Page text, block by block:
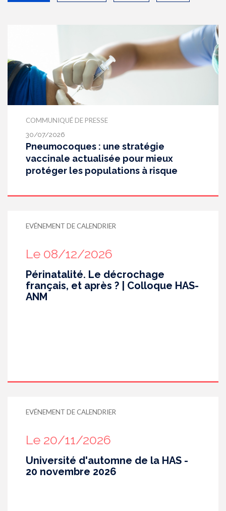
COMMUNIQUÉ DE PRESSE
30/07/2026
Pneumocoques : une stratégie
vaccinale actualisée pour mieux
protéger les populations à risque
EVÉNEMENT DE CALENDRIER
Le 08/12/2026
Périnatalité. Le décrochage
français, et après ? | Colloque HAS-
ANM
EVÉNEMENT DE CALENDRIER
Le 20/11/2026
Université d'automne de la HAS -
20 novembre 2026